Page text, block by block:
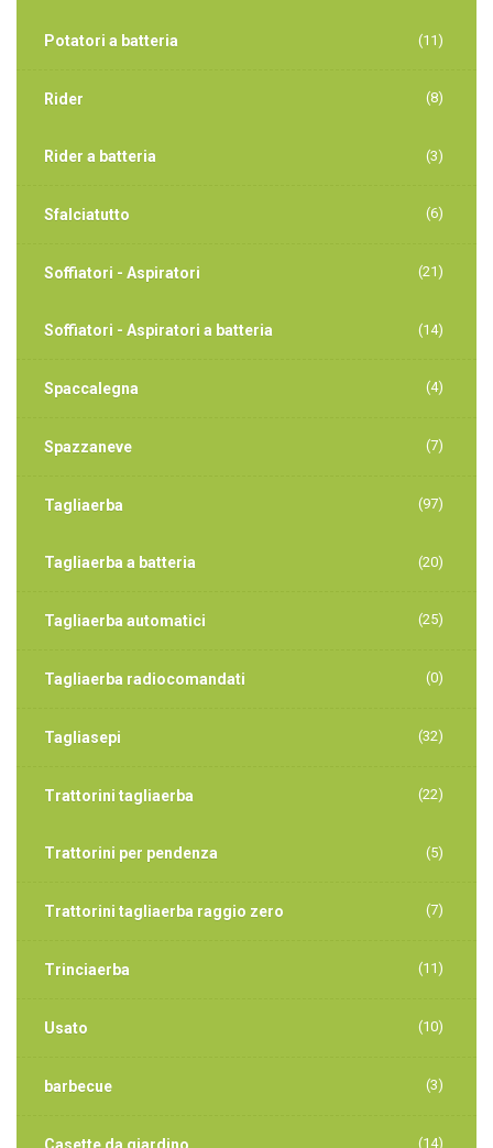
Potatori a batteria (11)
Rider (8)
Rider a batteria (3)
Sfalciatutto (6)
Soffiatori - Aspiratori (21)
Soffiatori - Aspiratori a batteria (14)
Spaccalegna (4)
Spazzaneve (7)
Tagliaerba (97)
Tagliaerba a batteria (20)
Tagliaerba automatici (25)
Tagliaerba radiocomandati (0)
Tagliasepi (32)
Trattorini tagliaerba (22)
Trattorini per pendenza (5)
Trattorini tagliaerba raggio zero (7)
Trinciaerba (11)
Usato (10)
barbecue (3)
(14)